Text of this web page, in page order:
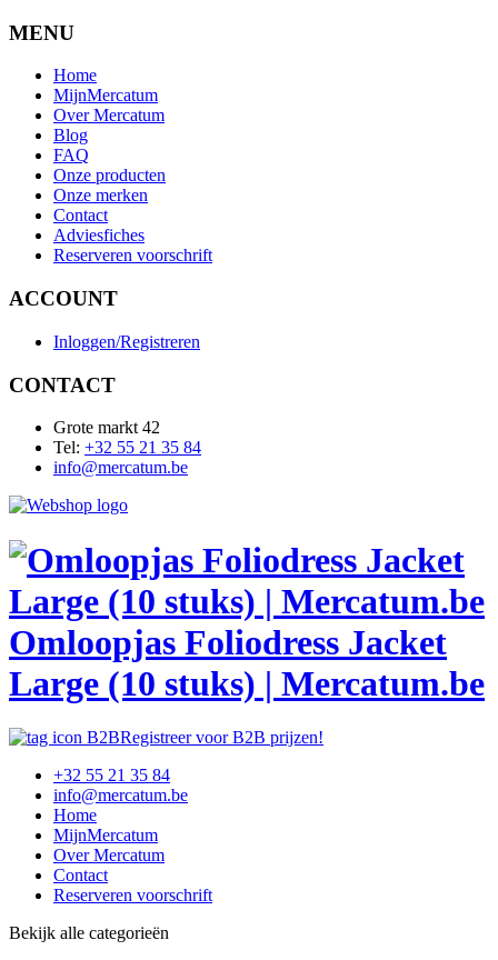
MENU
Home
MijnMercatum
Over Mercatum
Blog
FAQ
Onze producten
Onze merken
Contact
Adviesfiches
Reserveren voorschrift
ACCOUNT
Inloggen/Registreren
CONTACT
Grote markt 42
Tel: +32 55 21 35 84
info@mercatum.be
Omloopjas Foliodress Jacket
Large (10 stuks) | Mercatum.be
Registreer voor B2B prijzen!
+32 55 21 35 84
info@mercatum.be
Home
MijnMercatum
Over Mercatum
Contact
Reserveren voorschrift
Bekijk alle categorieën